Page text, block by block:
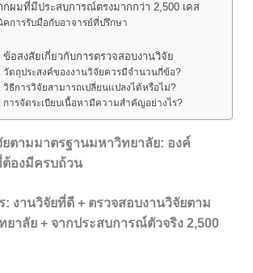
ผมที่มีประสบการณ์ตรงมากกว่า 2,500 เคส
คการรับมือกับอาจารย์ที่ปรึกษา
อสงสัยเกี่ยวกับการตรวจสอบงานวิจัย
วัตถุประสงค์ของงานวิจัยควรมีจำนวนกี่ข้อ?
วิธีการวิจัยสามารถเปลี่ยนแปลงได้หรือไม่?
การจัดระเบียบเนื้อหามีความสำคัญอย่างไร?
ยตามมาตรฐานมหาวิทยาลัย: องค์
องมีครบถ้วน
งานวิจัยที่ดี + ตรวจสอบงานวิจัยตาม
าลัย + จากประสบการณ์ตัวจริง 2,500